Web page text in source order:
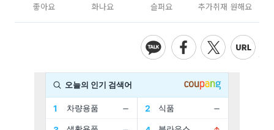
좋아요 화나요 슬퍼요 추가취재 원해요